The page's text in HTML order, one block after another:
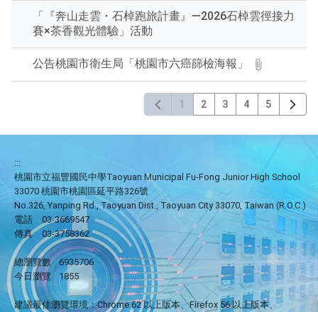
「『奔山走雲・石棹跑旅計畫』—2026石棹雲徑接力
賽×茶香觀光體驗」活動
公告桃園市衛生局「桃園市六癌篩檢海報」
1 2 3 4 5
:::
桃園市立福豐國民中學Taoyuan Municipal Fu-Fong Junior High School
33070 桃園市桃園區延平路326號
No.326, Yanping Rd., Taoyuan Dist., Taoyuan City 33070, Taiwan (R.O.C.)
電話
03-3669547
傳真
03-3758362
總瀏覽數
6935706
今日瀏覽
1855
建議最佳瀏覽環境：Chrome 62 以上版本、Firefox 56 以上版本、